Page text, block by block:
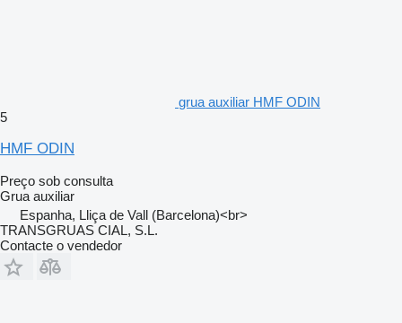
grua auxiliar HMF ODIN
5
HMF ODIN
Preço sob consulta
Grua auxiliar
Espanha, Lliça de Vall (Barcelona)<br>
TRANSGRUAS CIAL, S.L.
Contacte o vendedor